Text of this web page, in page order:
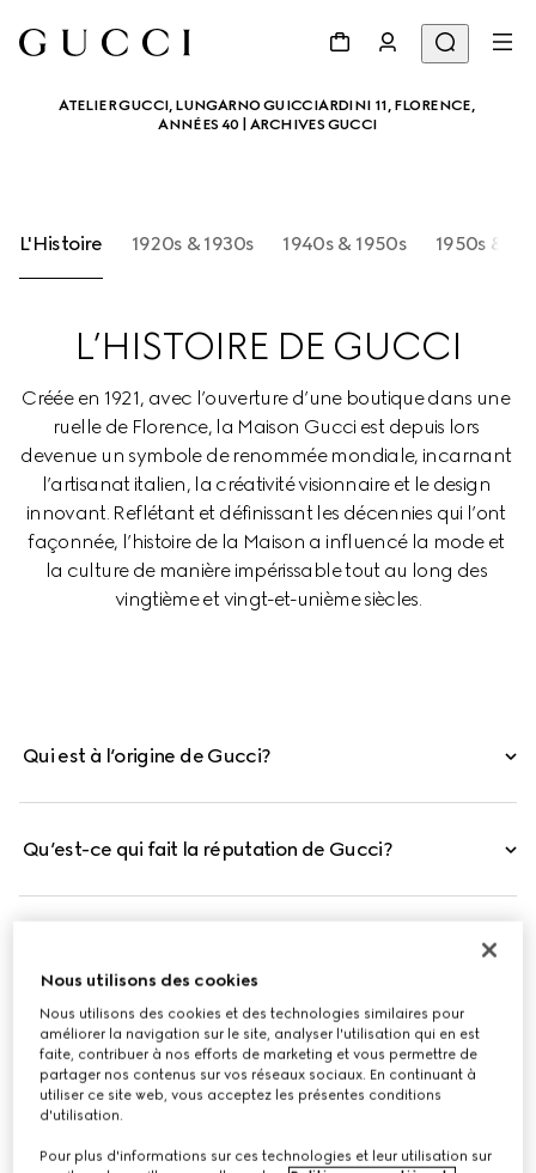
ATELIER GUCCI, LUNGARNO GUICCIARDINI 11, FLORENCE,
ANNÉES 40 | ARCHIVES GUCCI
L'Histoire 1920s & 1930s 1940s & 1950s 1950s
L’HISTOIRE DE GUCCI
Créée en 1921, avec l’ouverture d’une boutique dans une
ruelle de Florence, la Maison Gucci est depuis lors
devenue un symbole de renommée mondiale, incarnant
l’artisanat italien, la créativité visionnaire et le design
innovant. Reflétant et définissant les décennies qui l’ont
façonnée, l’histoire de la Maison a influencé la mode et
la culture de manière impérissable tout au long des
vingtième et vingt-et-unième siècles.
Qui est à l’origine de Gucci?
Qu’est-ce qui fait la réputation de Gucci?
LA CHRONOLOGIE DE
GUCCI
Nous utilisons des cookies
Nous utilisons des cookies et des technologies similaires pour
améliorer la navigation sur le site, analyser l'utilisation qui en est
faite, contribuer à nos efforts de marketing et vous permettre de
partager nos contenus sur vos réseaux sociaux. En continuant à
utiliser ce site web, vous acceptez les présentes conditions
d'utilisation.
Pour plus d'informations sur ces technologies et leur utilisation sur